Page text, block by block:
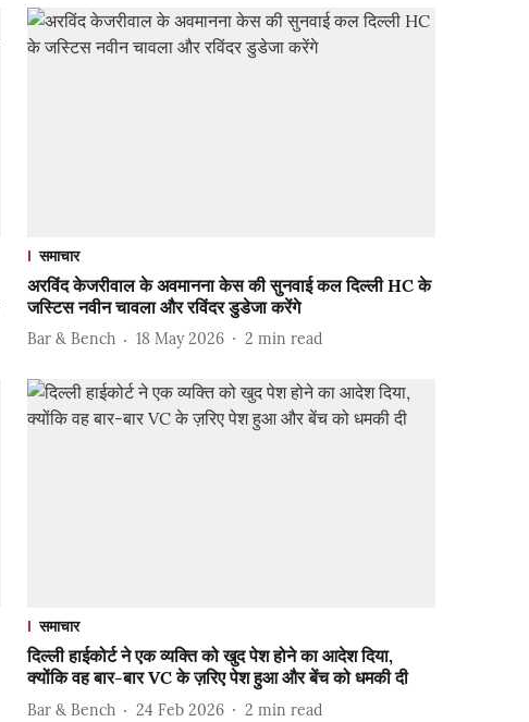
समाचार
अरविंद केजरीवाल के अवमानना ​​केस की सुनवाई कल दिल्ली HC के
जस्टिस नवीन चावला और रविंदर डुडेजा करेंगे
Bar & Bench 18 May 2026 2 min read
समाचार
दिल्ली हाईकोर्ट ने एक व्यक्ति को खुद पेश होने का आदेश दिया,
क्योंकि वह बार-बार VC के ज़रिए पेश हुआ और बेंच को धमकी दी
Bar & Bench 24 Feb 2026 2 min read